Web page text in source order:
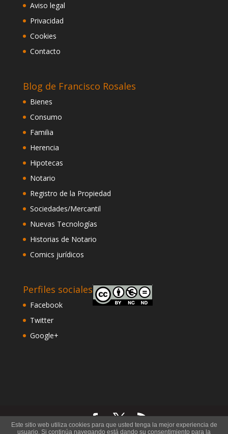
Aviso legal
Privacidad
Cookies
Contacto
Blog de Francisco Rosales
Bienes
Consumo
Familia
Herencia
Hipotecas
Notario
Registro de la Propiedad
Sociedades/Mercantil
Nuevas Tecnologías
Historias de Notario
Comics jurídicos
Perfiles sociales
Facebook
Twitter
Google+
Este sitio web utiliza cookies para que usted tenga la mejor experiencia de
usuario. Si continúa navegando está dando su consentimiento para la